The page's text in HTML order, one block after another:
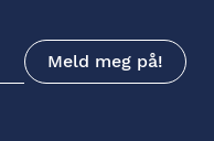
Meld meg på!